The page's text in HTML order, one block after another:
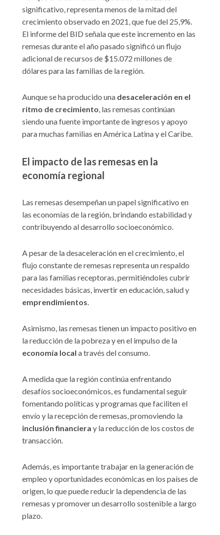
significativo, representa menos de la mitad del
crecimiento observado en 2021, que fue del 25,9%.
El informe del BID señala que este incremento en las
remesas durante el año pasado significó un flujo
adicional de recursos de $15.072 millones de
dólares para las familias de la región.
Aunque se ha producido una desaceleración en el
ritmo de crecimiento , las remesas continúan
siendo una fuente importante de ingresos y apoyo
para muchas familias en América Latina y el Caribe.
El impacto de las remesas en la
economía regional
Las remesas desempeñan un papel significativo en
las economías de la región, brindando estabilidad y
contribuyendo al desarrollo socioeconómico.
A pesar de la desaceleración en el crecimiento, el
flujo constante de remesas representa un respaldo
para las familias receptoras, permitiéndoles cubrir
necesidades básicas, invertir en educación, salud y
emprendimientos.
Asimismo, las remesas tienen un impacto positivo en
la reducción de la pobreza y en el impulso de la
economía local a través del consumo.
A medida que la región continúa enfrentando
desafíos socioeconómicos, es fundamental seguir
fomentando políticas y programas que faciliten el
envío y la recepción de remesas, promoviendo la
inclusión financiera y la reducción de los costos de
transacción.
Además, es importante trabajar en la generación de
empleo y oportunidades económicas en los países de
origen, lo que puede reducir la dependencia de las
remesas y promover un desarrollo sostenible a largo
plazo.